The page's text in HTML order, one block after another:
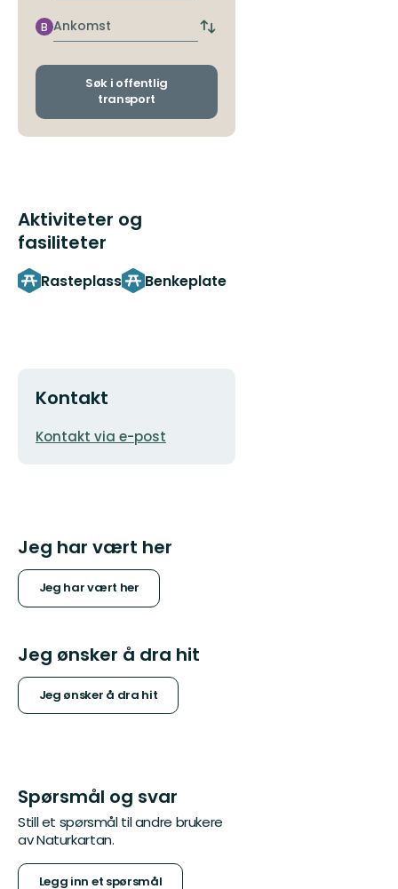
holdeplass
Ankomst
B
Bytt
og
Søk i offentlig
transport
Aktiviteter og
fasiliteter
Rasteplass Benkeplate
Kontakt
E-
Kontakt via e-post
Jeg har vært her
Jeg har vært her
Jeg ønsker å dra hit
Jeg ønsker å dra hit
Spørsmål og svar
Still et spørsmål til andre brukere
av Naturkartan.
Legg inn et spørsmål